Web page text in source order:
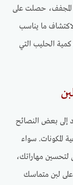
المجفف، حصلت على
ما يناسب
الحليب التي
إلى بعض النصائح
المكونات. سواء
لتحسين مهاراتك،
لبن متماسك